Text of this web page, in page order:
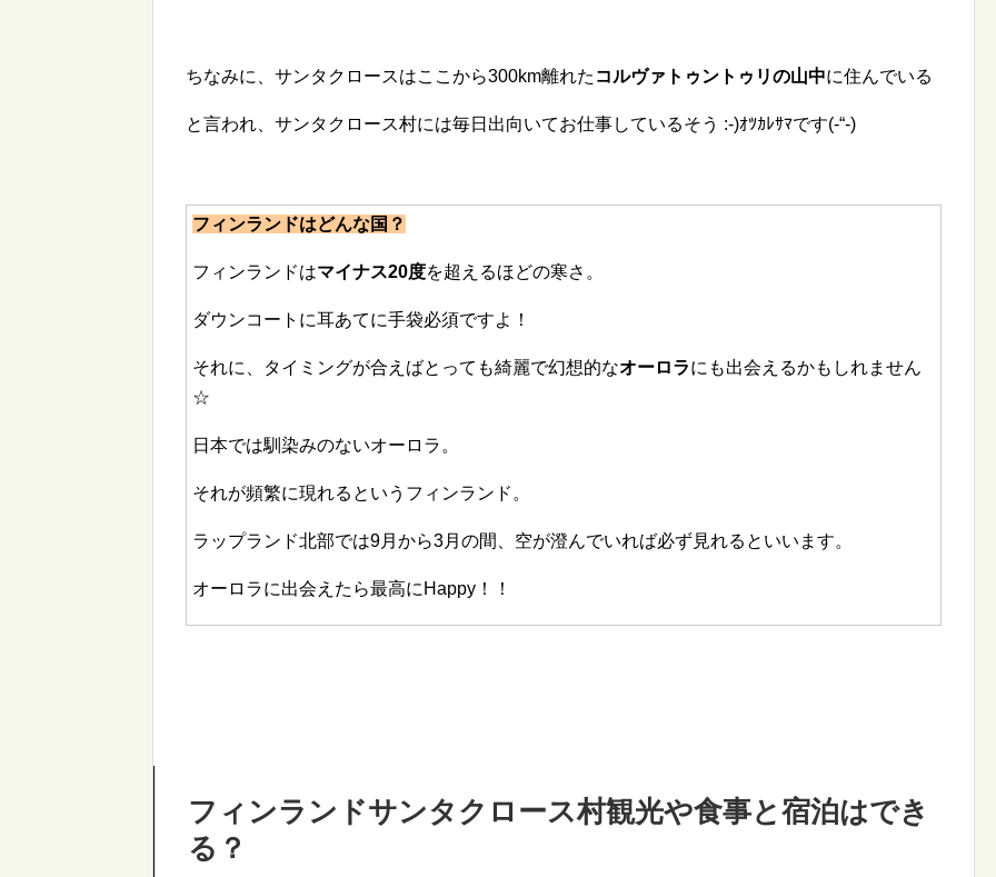
ちなみに、サンタクロースはここから300km離れた コルヴァトゥントゥリの山中に住んでいる
と言われ、サンタクロース村には毎日出向いてお仕事しているそう :-)ｵﾂｶﾚｻﾏです(-“-)
フィンランドはどんな国？
フィンランドはマイナス20度を超えるほどの寒さ。
ダウンコートに耳あてに手袋必須ですよ！
それに、タイミングが合えばとっても綺麗で幻想的なオーロラにも出会えるかもしれません
☆
日本では馴染みのないオーロラ。
それが頻繁に現れるというフィンランド。
ラップランド北部では9月から3月の間、空が澄んでいれば必ず見れるといいます。
オーロラに出会えたら最高にHappy！！
フィンランドサンタクロース村観光や食事と宿泊はでき
る？